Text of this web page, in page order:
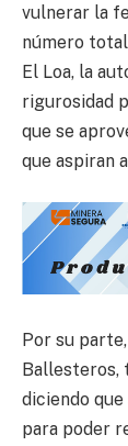
vulnerar la
número
El Loa, la
rigurosidad
que se
que aspiran
Por su
Ballesteros,
diciendo
para poder